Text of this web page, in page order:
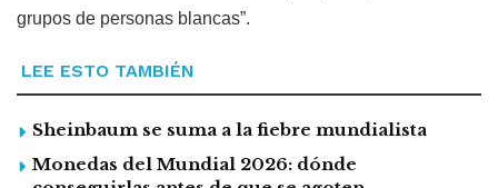
grupos de personas blancas”.
LEE ESTO TAMBIÉN
Sheinbaum se suma a la fiebre mundialista
Monedas del Mundial 2026: dónde